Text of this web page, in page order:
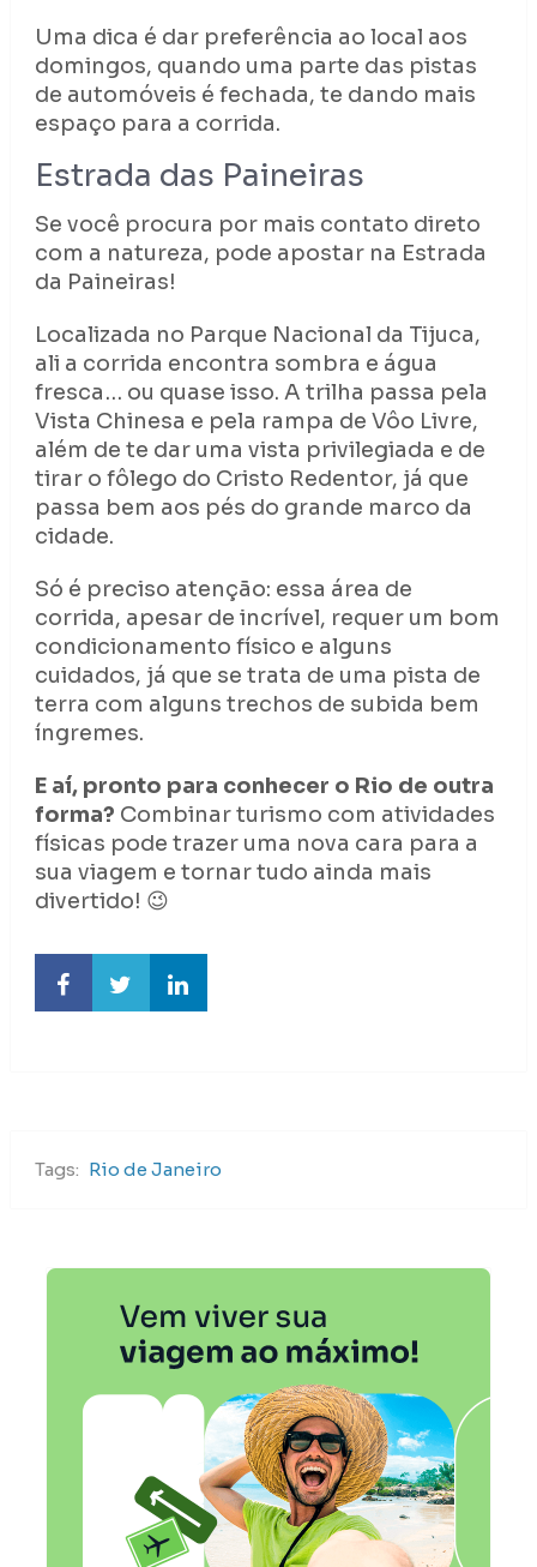
Uma dica é dar preferência ao local aos
domingos, quando uma parte das pistas
de automóveis é fechada, te dando mais
espaço para a corrida.
Estrada das Paineiras
Se você procura por mais contato direto
com a natureza, pode apostar na Estrada
da Paineiras!
Localizada no Parque Nacional da Tijuca,
ali a corrida encontra sombra e água
fresca… ou quase isso. A trilha passa pela
Vista Chinesa e pela rampa de Vôo Livre,
além de te dar uma vista privilegiada e de
tirar o fôlego do Cristo Redentor, já que
passa bem aos pés do grande marco da
cidade.
Só é preciso atenção: essa área de
corrida, apesar de incrível, requer um bom
condicionamento físico e alguns
cuidados, já que se trata de uma pista de
terra com alguns trechos de subida bem
íngremes.
E aí, pronto para conhecer o Rio de outra
forma? Combinar turismo com atividades
físicas pode trazer uma nova cara para a
sua viagem e tornar tudo ainda mais
divertido! 😉
Tags: Rio de Janeiro